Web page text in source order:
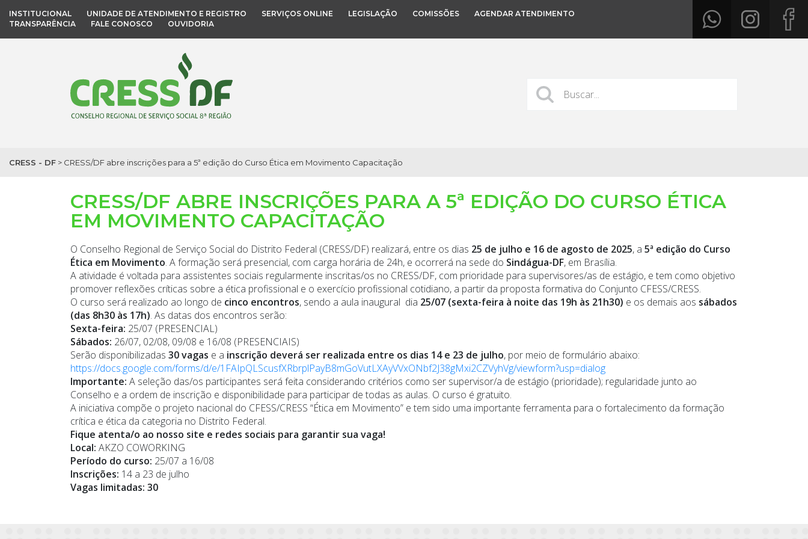
INSTITUCIONAL UNIDADE DE ATENDIMENTO E REGISTRO SERVIÇOS ONLINE LEGISLAÇÃO COMISSÕES
AGENDAR ATENDIMENTO
TRANSPARÊNCIA
FALE CONOSCO OUVIDORIA
CRESS - DF > CRESS/DF abre inscrições para a 5ª edição do Curso Ética em Movimento Capacitação
CRESS/DF ABRE INSCRIÇÕES PARA A 5ª EDIÇÃO DO CURSO ÉTICA
EM MOVIMENTO CAPACITAÇÃO
O Conselho Regional de Serviço Social do Distrito Federal (CRESS/DF) realizará, entre os dias 25 de julho e 16 de agosto de 2025, a 5ª edição do Curso
Ética em Movimento. A formação será presencial, com carga horária de 24h, e ocorrerá na sede do Sindágua-DF, em Brasília.
A atividade é voltada para assistentes sociais regularmente inscritas/os no CRESS/DF, com prioridade para supervisores/as de estágio, e tem como objetivo
promover reflexões críticas sobre a ética profissional e o exercício profissional cotidiano, a partir da proposta formativa do Conjunto CFESS/CRESS.
O curso será realizado ao longo de cinco encontros, sendo a aula inaugural dia 25/07 (sexta-feira à noite das 19h às 21h30) e os demais aos sábados
(das 8h30 às 17h). As datas dos encontros serão:
Sexta-feira: 25/07 (PRESENCIAL)
Sábados: 26/07, 02/08, 09/08 e 16/08 (PRESENCIAIS)
Serão disponibilizadas 30 vagas e a inscrição deverá ser realizada entre os dias 14 e 23 de julho, por meio de formulário abaixo:
https://docs.google.com/forms/d/e/1FAIpQLScusfXRbrplPayB8mGoVutLXAyVVxONbf2J38gMxi2CZVyhVg/viewform?usp=dialog
Importante: A seleção das/os participantes será feita considerando critérios como ser supervisor/a de estágio (prioridade); regularidade junto ao
Conselho e a ordem de inscrição e disponibilidade para participar de todas as aulas. O curso é gratuito.
A iniciativa compõe o projeto nacional do CFESS/CRESS “Ética em Movimento” e tem sido uma importante ferramenta para o fortalecimento da formação
crítica e ética da categoria no Distrito Federal.
Fique atenta/o ao nosso site e redes sociais para garantir sua vaga!
Local: AKZO COWORKING
Período do curso: 25/07 a 16/08
Inscrições: 14 a 23 de julho
Vagas limitadas: 30